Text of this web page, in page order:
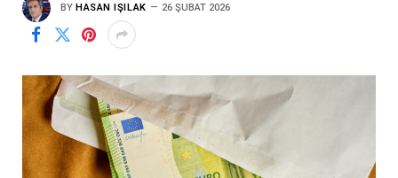
BY HASAN IŞILAK 26 ŞUBAT 2026